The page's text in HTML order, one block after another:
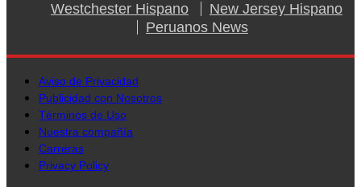
Westchester Hispano
New Jersey Hispano
Peruanos News
Aviso de Privacidad
Publicidad con Nosotros
Términos de Uso
Nuestra compañía
Carreras
Privacy Policy